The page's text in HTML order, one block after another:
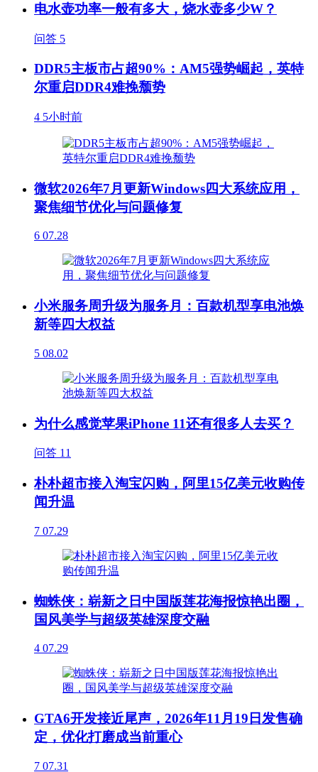
电水壶功率一般有多大，烧水壶多少W？
问答 5
DDR5主板市占超90%：AM5强势崛起，英特
尔重启DDR4难挽颓势
4 5小时前
微软2026年7月更新Windows四大系统应用，
聚焦细节优化与问题修复
6 07.28
小米服务周升级为服务月：百款机型享电池焕
新等四大权益
5 08.02
为什么感觉苹果iPhone 11还有很多人去买？
问答 11
朴朴超市接入淘宝闪购，阿里15亿美元收购传
闻升温
7 07.29
蜘蛛侠：崭新之日中国版莲花海报惊艳出圈，
国风美学与超级英雄深度交融
4 07.29
GTA6开发接近尾声，2026年11月19日发售确
定，优化打磨成当前重心
7 07.31